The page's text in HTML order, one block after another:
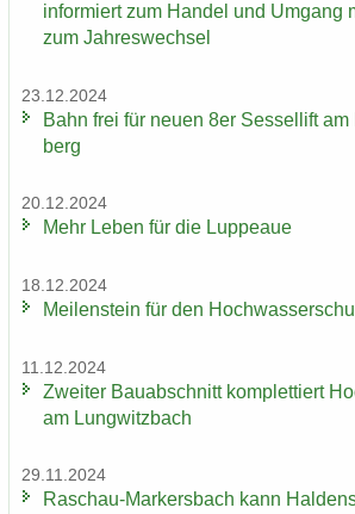
in­for­miert zum Han­del und Um­gang
zum Jah­res­wech­sel
23.12.2024
Bahn frei für neuen 8er Ses­sel­lift
berg
20.12.2024
Mehr Leben für die Lup­peaue
18.12.2024
Mei­len­stein für den
11.12.2024
Zwei­ter Bau­ab­schnitt kom­plet­tiert
am Lung­witz­bach
29.11.2024
Raschau-​Markersbach kann